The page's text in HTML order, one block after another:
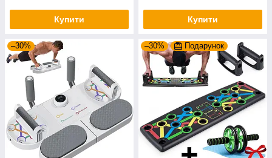
Купити Купити
–30% –30% Подарунок